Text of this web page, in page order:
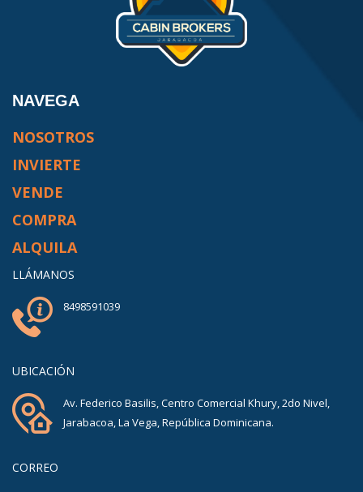
NAVEGA
NOSOTROS
INVIERTE
VENDE
COMPRA
ALQUILA
LLÁMANOS
8498591039
UBICACIÓN
Av. Federico Basilis, Centro Comercial Khury, 2do Nivel,
Jarabacoa, La Vega, República Dominicana.
CORREO